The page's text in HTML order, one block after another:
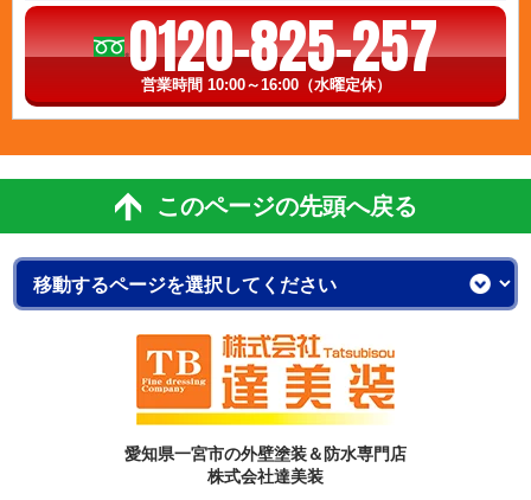
0120-825-257
営業時間 10:00～16:00（水曜定休）
このページの先頭へ戻る
愛知県一宮市の外壁塗装＆防水専門店
株式会社達美装